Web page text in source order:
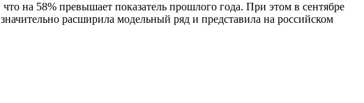
на 58% превышает показатель прошлого года. При этом в сентябре
расширила модельный ряд и представила на российском